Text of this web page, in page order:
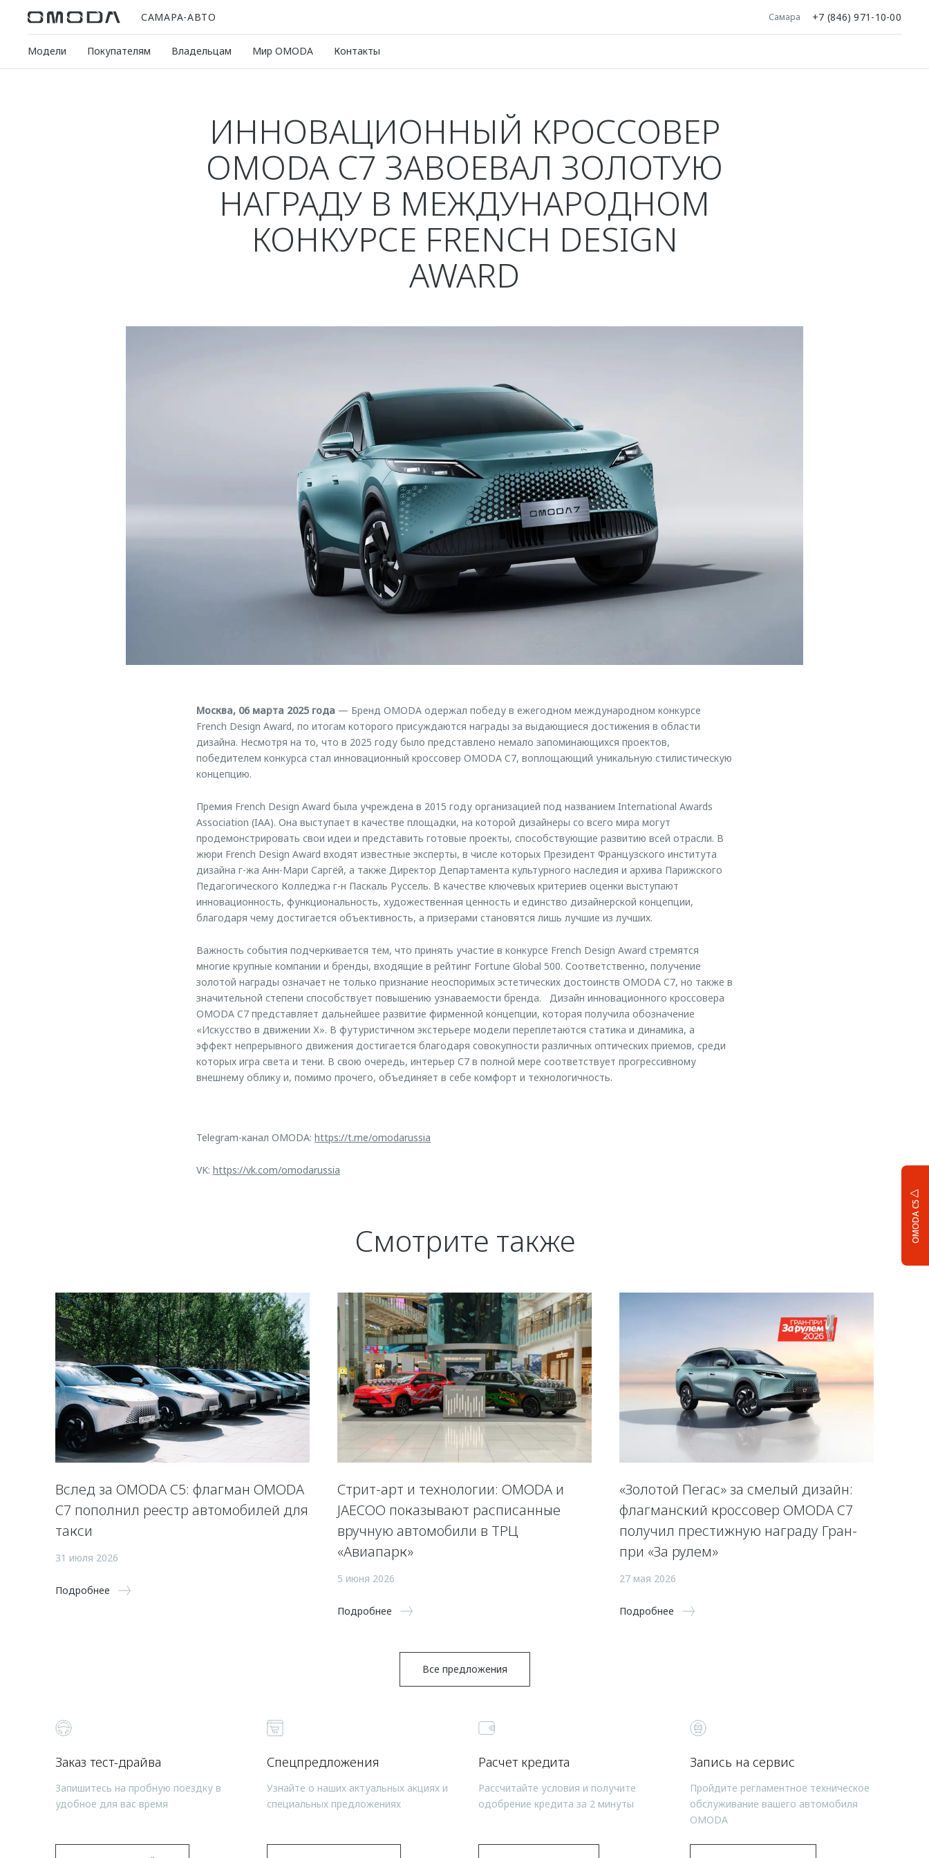
САМАРА-АВТО Самара +7 (846) 971-10-00
Модели Покупателям Владельцам Мир OMODA Контакты
OMODA C5
ИННОВАЦИОННЫЙ КРОССОВЕР
OMODA C7 ЗАВОЕВАЛ ЗОЛОТУЮ
НАГРАДУ В МЕЖДУНАРОДНОМ
КОНКУРСЕ FRENCH DESIGN
AWARD
Москва, 06 марта 2025 года — Бренд OMODA одержал победу в ежегодном международном конкурсе
French Design Award, по итогам которого присуждаются награды за выдающиеся достижения в области
дизайна. Несмотря на то, что в 2025 году было представлено немало запоминающихся проектов,
победителем конкурса стал инновационный кроссовер OMODA C7, воплощающий уникальную стилистическую
концепцию.
Премия French Design Award была учреждена в 2015 году организацией под названием International Awards
Association (IAA). Она выступает в качестве площадки, на которой дизайнеры со всего мира могут
продемонстрировать свои идеи и представить готовые проекты, способствующие развитию всей отрасли. В
жюри French Design Award входят известные эксперты, в числе которых Президент Французского института
дизайна г-жа Анн-Мари Саргёй, а также Директор Департамента культурного наследия и архива Парижского
Педагогического Колледжа г-н Паскаль Руссель. В качестве ключевых критериев оценки выступают
инновационность, функциональность, художественная ценность и единство дизайнерской концепции,
благодаря чему достигается объективность, а призерами становятся лишь лучшие из лучших.
Важность события подчеркивается тем, что принять участие в конкурсе French Design Award стремятся
многие крупные компании и бренды, входящие в рейтинг Fortune Global 500. Соответственно, получение
золотой награды означает не только признание неоспоримых эстетических достоинств OMODA C7, но также в
значительной степени способствует повышению узнаваемости бренда. Дизайн инновационного кроссовера
OMODA C7 представляет дальнейшее развитие фирменной концепции, которая получила обозначение
«Искусство в движении Х». В футуристичном экстерьере модели переплетаются статика и динамика, а
эффект непрерывного движения достигается благодаря совокупности различных оптических приемов, среди
которых игра света и тени. В свою очередь, интерьер С7 в полной мере соответствует прогрессивному
внешнему облику и, помимо прочего, объединяет в себе комфорт и технологичность.
Telegram-канал OMODA: https://t.me/omodarussia
VK: https://vk.com/omodarussia
Смотрите также
Вслед за OMODA C5: флагман OMODA
C7 пополнил реестр автомобилей для
такси
31 июля 2026
Подробнее
Стрит-арт и технологии: OMODA и
JAECOO показывают расписанные
вручную автомобили в ТРЦ
«Авиапарк»
5 июня 2026
Подробнее
«Золотой Пегас» за смелый дизайн:
флагманский кроссовер OMODA C7
получил престижную награду Гран-
при «За рулем»
27 мая 2026
Подробнее
Все предложения
Заказ тест-драйва
Запишитесь на пробную поездку в
удобное для вас время
Спецпредложения
Узнайте о наших актуальных акциях и
специальных предложениях
Расчет кредита
Рассчитайте условия и получите
одобрение кредита за 2 минуты
Запись на сервис
Пройдите регламентное техническое
обслуживание вашего автомобиля
OMODA